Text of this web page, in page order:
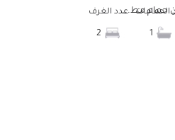
الحمامات عدد الغرف